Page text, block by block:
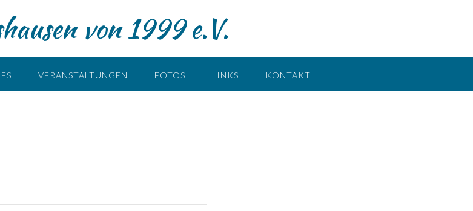
von 1999 e.V.
VERANSTALTUNGEN FOTOS LINKS KONTAKT